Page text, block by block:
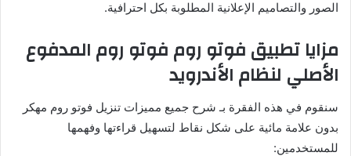
الصور والتصاميم الإعلانية المطلوبة بكل احترافية.
مزايا تطبيق فوتو روم فوتو روم المدفوع
الأصلي لنظام الأندرويد
سنقوم في هذه الفقرة بـ شرح جميع مميزات تنزيل فوتو روم مهكر
بدون علامة مائية على شكل نقاط لتسهيل قراءتها وفهمها
للمستخدمين: